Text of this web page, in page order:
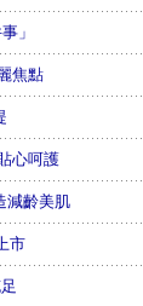
」
焦點
心呵護
減齡美肌
市